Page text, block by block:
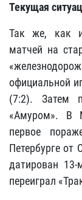
Текущая
Так же, как и
матчей на
официальной
(7:2). Затем
«Амуром». В
первое
Петербурге
датирован
переиграл